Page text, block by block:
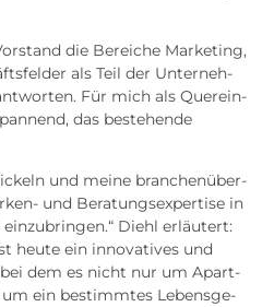
die Berei­che Mar­ke­ting,
als Teil der Unter­neh­
Für mich als Quer­ein­
das bestehen­de
und mei­ne bran­chen­über­
und Bera­tungs­exper­ti­se in
Diehl erläu­tert:
heu­te ein inno­va­ti­ves und
dem es nicht nur um Apart­
ein bestimm­tes Lebens­ge­